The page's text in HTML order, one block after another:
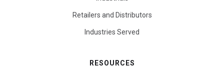
Retailers and Distributors
Industries Served
RESOURCES